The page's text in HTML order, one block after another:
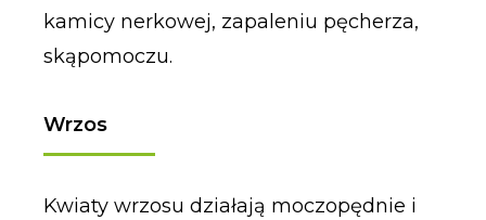
kamicy nerkowej, zapaleniu pęcherza,
skąpomoczu.
Wrzos
Kwiaty wrzosu działają moczopędnie i